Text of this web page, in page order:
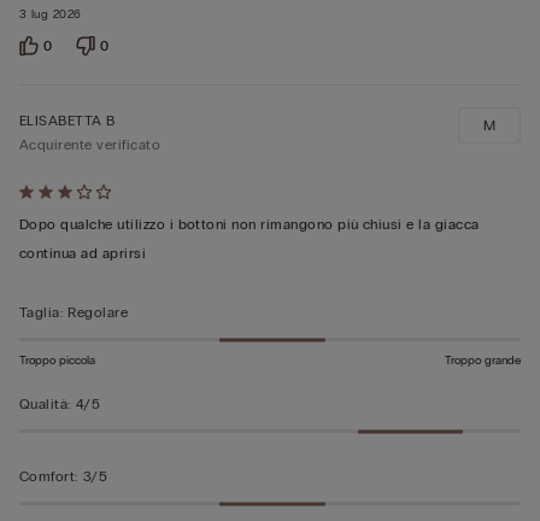
3 lug 2026
0 0
Valutato
3
su
ELISABETTA B
Acquirente verificato
Dopo qualche utilizzo i bottoni non rimangono più chiusi e la giacca
continua ad aprirsi
M
Taglia: Regolare
Troppo piccola Troppo grande
Qualità: 4/5
Comfort: 3/5